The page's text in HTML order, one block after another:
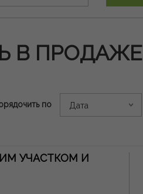
В ПРОДАЖЕ
по Дата
УЧАСТКОМ И